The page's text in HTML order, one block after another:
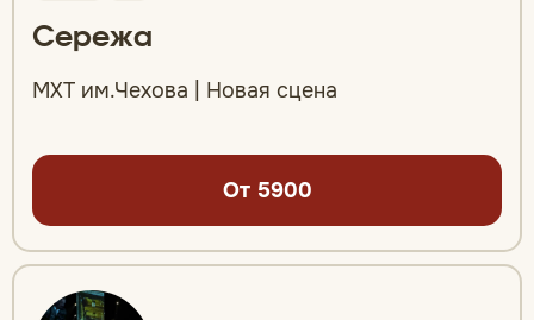
Сережа
МХТ им.Чехова | Новая сцена
От 5900